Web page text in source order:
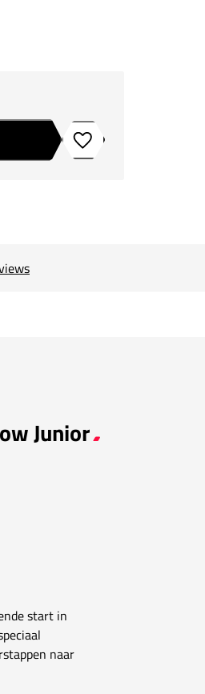
Toevoegen aan verlanglijstje
Junior
start in
naar